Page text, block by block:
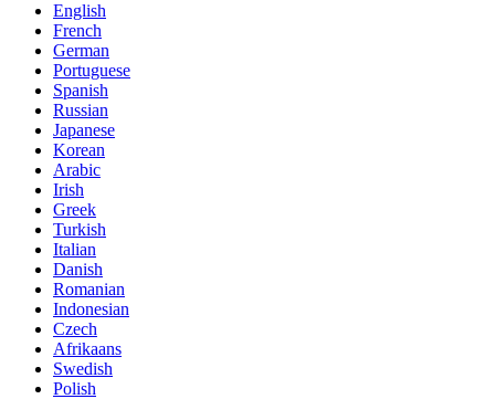
English
French
German
Portuguese
Spanish
Russian
Japanese
Korean
Arabic
Irish
Greek
Turkish
Italian
Danish
Romanian
Indonesian
Czech
Afrikaans
Swedish
Polish